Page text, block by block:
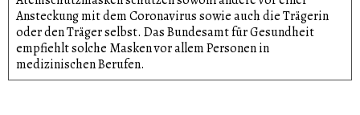
Ansteckung mit dem Coronavirus sowie auch die Trägerin
oder den Träger selbst. Das Bundesamt für Gesundheit
empfiehlt solche Masken vor allem Personen in
medizinischen Berufen.